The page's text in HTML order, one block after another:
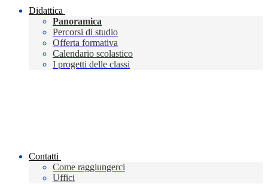
Didattica
Panoramica
Percorsi di studio
Offerta formativa
Calendario scolastico
I progetti delle classi
Contatti
Come raggiungerci
Uffici